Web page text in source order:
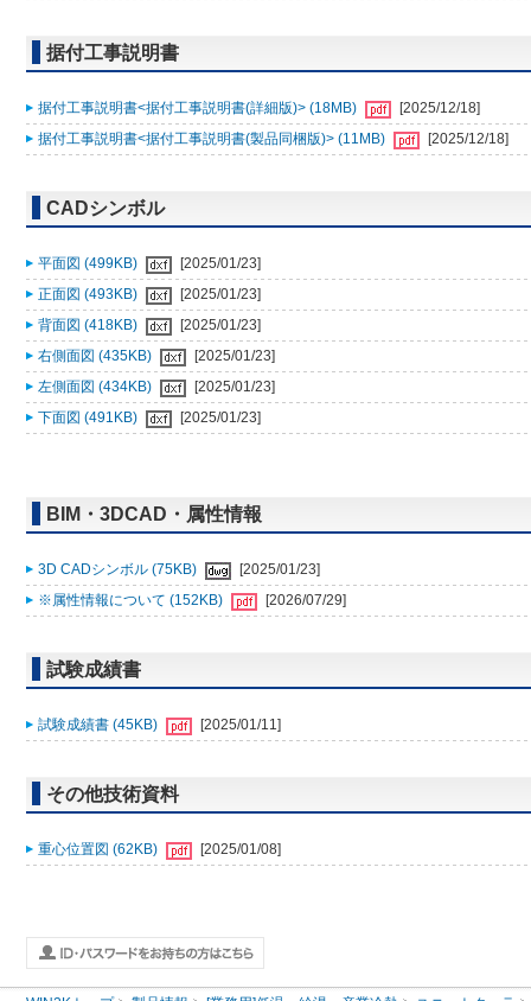
据付工事説明書
据付工事説明書<据付工事説明書(詳細版)> (18MB)
[2025/12/18]
据付工事説明書<据付工事説明書(製品同梱版)> (11MB)
[2025/12/18]
CADシンボル
平面図 (499KB)
[2025/01/23]
正面図 (493KB)
[2025/01/23]
背面図 (418KB)
[2025/01/23]
右側面図 (435KB)
[2025/01/23]
左側面図 (434KB)
[2025/01/23]
下面図 (491KB)
[2025/01/23]
BIM・3DCAD・属性情報
3D CADシンボル (75KB)
[2025/01/23]
※属性情報について (152KB)
[2026/07/29]
試験成績書
試験成績書 (45KB) [2025/01/11]
その他技術資料
重心位置図 (62KB) [2025/01/08]